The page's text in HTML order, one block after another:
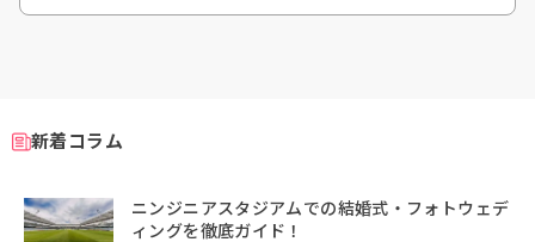
新着コラム
ニンジニアスタジアムでの結婚式・フォトウェデ
ィングを徹底ガイド！